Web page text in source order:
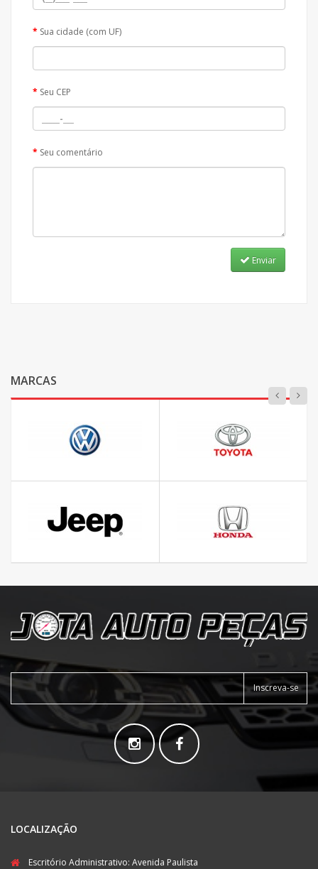
Sua cidade (com UF)
Seu CEP
Seu comentário
Enviar
MARCAS
Inscreva-se
LOCALIZAÇÃO
Escritório Administrativo: Avenida Paulista